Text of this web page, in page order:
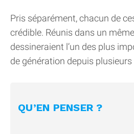
Pris séparément, chacun de
crédible. Réunis dans un
dessineraient l’un des plus
de génération depuis plusieurs
QU’EN PENSER ?